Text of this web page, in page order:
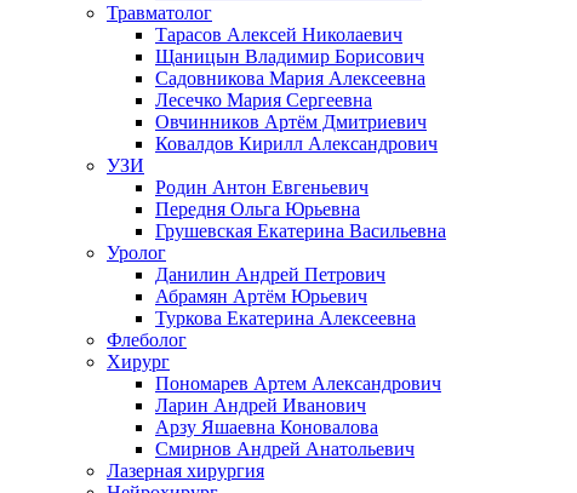
Травматолог
Тарасов Алексей Николаевич
Щаницын Владимир Борисович
Садовникова Мария Алексеевна
Лесечко Мария Сергеевна
Овчинников Артём Дмитриевич
Ковалдов Кирилл Александрович
УЗИ
Родин Антон Евгеньевич
Передня Ольга Юрьевна
Грушевская Екатерина Васильевна
Уролог
Данилин Андрей Петрович
Абрамян Артём Юрьевич
Туркова Екатерина Алексеевна
Флеболог
Хирург
Пономарев Артем Александрович
Ларин Андрей Иванович
Арзу Яшаевна Коновалова
Смирнов Андрей Анатольевич
Лазерная хирургия